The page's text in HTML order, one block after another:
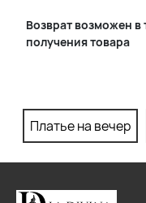
Возврат возможен в
получения товара
Платье на вечер